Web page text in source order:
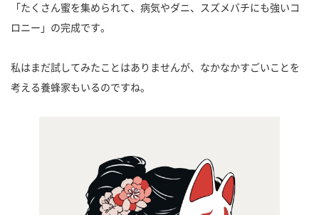
「たくさん蜜を集められて、病気やダニ、スズメバチにも強いコ
ロニー」の完成です。
私はまだ試してみたことはありませんが、なかなかすごいことを
考える養蜂家もいるのですね。